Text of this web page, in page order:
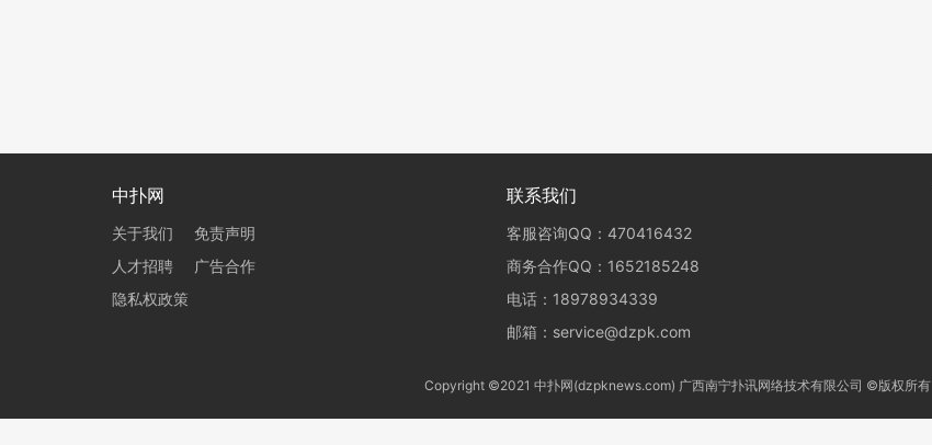
中扑网
关于我们
免责声明
人才招聘
广告合作
隐私权政策
联系我们
客服咨询QQ：470416432
商务合作QQ：1652185248
电话：18978934339
邮箱：service@dzpk.com
Copyright ©2021 中扑网(dzpknews.com) 广西南宁扑讯网络技术有限公司 ©版权所有